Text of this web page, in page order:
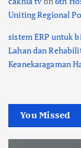
Uniting Regional
sistem ERP untuk
Lahan dan
Keanekaragaman
You Missed